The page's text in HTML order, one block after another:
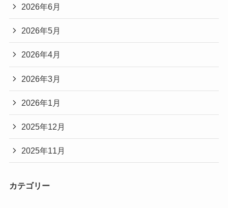
2026年6月
2026年5月
2026年4月
2026年3月
2026年1月
2025年12月
2025年11月
カテゴリー